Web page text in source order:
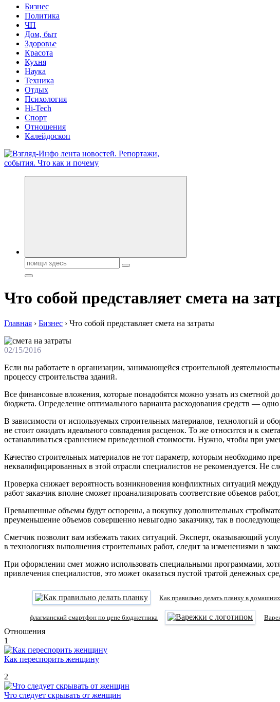
Бизнес
Политика
ЧП
Дом, быт
Здоровье
Красота
Кухня
Наука
Техника
Отдых
Психология
Hi-Tech
Спорт
Отношения
Калейдоскоп
Обо всем и обо всех, что зачем и почему. Новости политики, бизнеса,
Поиск:
Что собой представляет смета на
Главная › Бизнес › Что собой представляет смета на затраты
02/15/2016
Если вы работаете в организации, занимающейся строительной
процессу строительства зданий.
Все финансовые вложения, которые понадобятся можно узнать из сметной
бюджета. Определение оптимального варианта расходования средств —
В зависимости от используемых строительных материалов, технологий и
не стоит ожидать идеального совпадения расценок. То же относится и к
останавливаться сравнением приведенной стоимости. Нужно, чтобы при
Качество строительных материалов не тот параметр, которым необходимо
неквалифицированных в этой отрасли специалистов не рекомендуется. Не
Проверка снижает вероятность возникновения конфликтных ситуаций
работ заказчик вполне сможет проанализировать соответствие объемов
Превышенные объемы будут оспорены, а покупку дополнительных
преуменьшение объемов совершенно невыгодно заказчику, так в
Сметчик позволит вам избежать таких ситуаций. Эксперт, оказывающий
в технологиях выполнения строительных работ, следит за изменениями в
При оформлении смет можно использовать специальными программами,
привлечения специалистов, это может оказаться пустой тратой денежных
Как правильно делать планку в
флагманский смартфон по цене бюджетника
Отношения
1
Как переспорить женщину
2
Что следует скрывать от женщин